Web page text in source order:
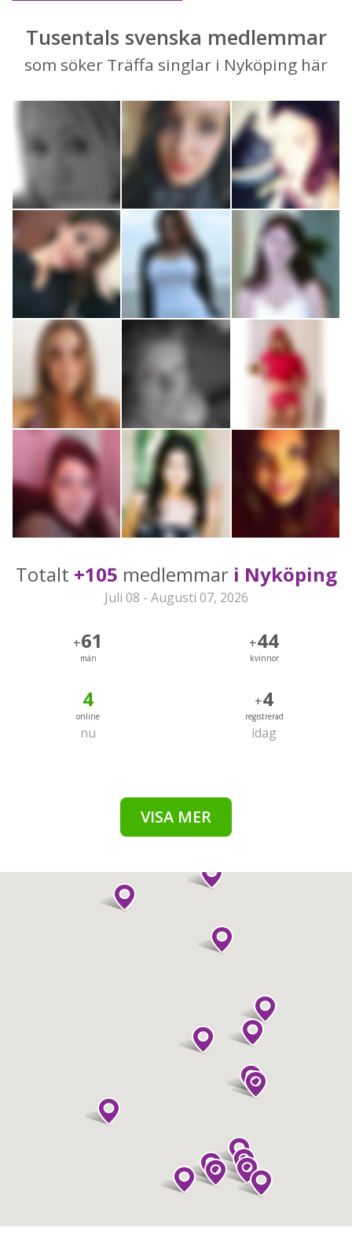
Tusentals svenska medlemmar
som söker Träffa singlar i Nyköping här
Totalt +105 medlemmar i Nyköping
Juli 08 - Augusti 07, 2026
+61
män
+44
kvinnor
4
online
nu
+4
registrerad
idag
VISA MER